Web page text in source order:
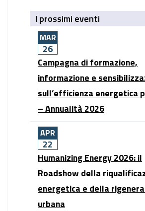
I prossimi eventi
MAR
26
Campagna di formazione,
informazione e
sull’efficienza energetica
– Annualità 2026
APR
22
Humanizing Energy 2026: il
Roadshow della
energetica e della
urbana